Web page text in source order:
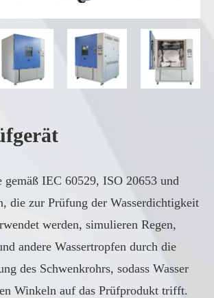
gemäß IEC 60529, ISO 20653 und
die zur Prüfung der Wasserdichtigkeit
werden, simulieren Regen,
andere Wassertropfen durch die
des Schwenkrohrs, sodass Wasser
Winkeln auf das Prüfprodukt trifft.